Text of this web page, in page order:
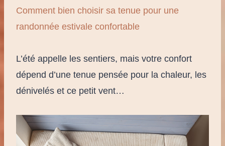
Comment bien choisir sa tenue pour une
randonnée estivale confortable
L’été appelle les sentiers, mais votre confort
dépend d’une tenue pensée pour la chaleur, les
dénivelés et ce petit vent…